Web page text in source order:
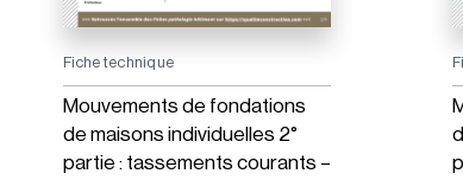
Fiche technique
Mouvements de fondations
de maisons individuelles 2°
partie : tassements courants –